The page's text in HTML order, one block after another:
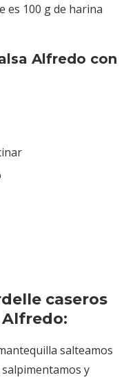
es 100 g de harina
Alfredo con
caseros
Alfredo:
salteamos
y